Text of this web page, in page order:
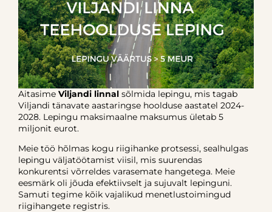
Aitasime Viljandi linnal sõlmida lepingu, mis tagab
Viljandi tänavate aastaringse hoolduse aastatel 2024-
2028. Lepingu maksimaalne maksumus ületab 5
miljonit eurot.
Meie töö hõlmas kogu riigihanke protsessi, sealhulgas
lepingu väljatöötamist viisil, mis suurendas
konkurentsi võrreldes varasemate hangetega. Meie
eesmärk oli jõuda efektiivselt ja sujuvalt lepinguni.
Samuti tegime kõik vajalikud menetlustoimingud
riigihangete registris.